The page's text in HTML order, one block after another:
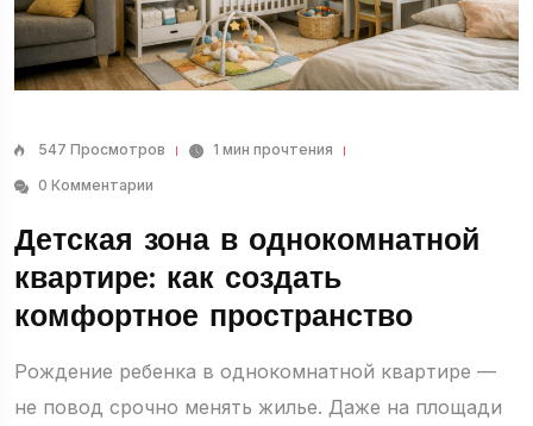
547 Просмотров
1 мин прочтения
0 Комментарии
Детская зона в однокомнатной
квартире: как создать
комфортное пространство
Рождение ребенка в однокомнатной квартире —
не повод срочно менять жилье. Даже на площади